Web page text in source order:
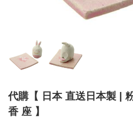
代購【 日本 直送日本製 |
香 座 】